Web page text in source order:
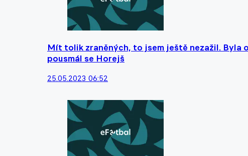
Mít tolik zraněných, to jsem ještě nezažil. Byla
pousmál se Horejš
25.05.2023 06:52